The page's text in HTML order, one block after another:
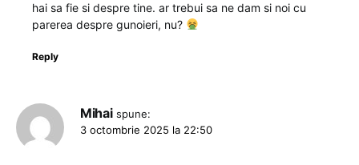
hai sa fie si despre tine. ar trebui sa ne dam si noi cu
parerea despre gunoieri, nu?
Reply
Mihai spune:
3 octombrie 2025 la 22:50